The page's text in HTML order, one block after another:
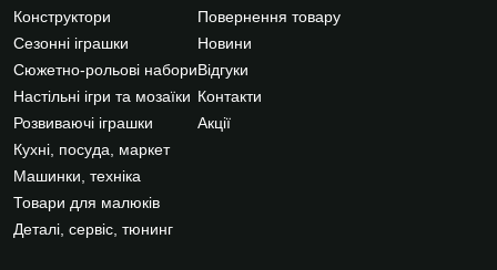
Конструктори
Сезонні іграшки
Сюжетно-рольові набори
Настільні ігри та мозаїки
Розвиваючі іграшки
Кухні, посуда, маркет
Машинки, техніка
Товари для малюків
Деталі, сервіс, тюнинг
Повернення товару
Новини
Відгуки
Контакти
Акції